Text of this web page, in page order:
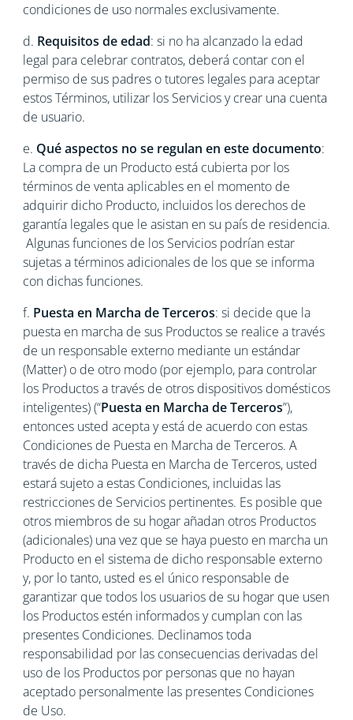
condiciones de uso normales exclusivamente.
d. Requisitos de edad: si no ha alcanzado la edad
legal para celebrar contratos, deberá contar con el
permiso de sus padres o tutores legales para aceptar
estos Términos, utilizar los Servicios y crear una cuenta
de usuario.
e. Qué aspectos no se regulan en este documento:
La compra de un Producto está cubierta por los
términos de venta aplicables en el momento de
adquirir dicho Producto, incluidos los derechos de
garantía legales que le asistan en su país de residencia.
Algunas funciones de los Servicios podrían estar
sujetas a términos adicionales de los que se informa
con dichas funciones.
f. Puesta en Marcha de Terceros: si decide que la
puesta en marcha de sus Productos se realice a través
de un responsable externo mediante un estándar
(Matter) o de otro modo (por ejemplo, para controlar
los Productos a través de otros dispositivos domésticos
inteligentes) (“Puesta en Marcha de Terceros”),
entonces usted acepta y está de acuerdo con estas
Condiciones de Puesta en Marcha de Terceros. A
través de dicha Puesta en Marcha de Terceros, usted
estará sujeto a estas Condiciones, incluidas las
restricciones de Servicios pertinentes. Es posible que
otros miembros de su hogar añadan otros Productos
(adicionales) una vez que se haya puesto en marcha un
Producto en el sistema de dicho responsable externo
y, por lo tanto, usted es el único responsable de
garantizar que todos los usuarios de su hogar que usen
los Productos estén informados y cumplan con las
presentes Condiciones. Declinamos toda
responsabilidad por las consecuencias derivadas del
uso de los Productos por personas que no hayan
aceptado personalmente las presentes Condiciones
de Uso.